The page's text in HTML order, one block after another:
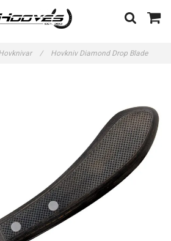
/ Hovkniv Diamond Drop Blade